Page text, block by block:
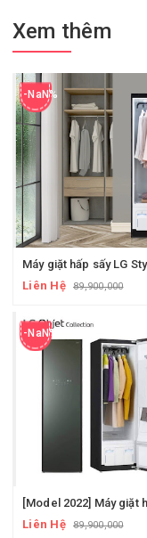
Xem thêm
-NaN%
Liên Hệ
89,900,000
-NaN%
Liên Hệ
89,900,000